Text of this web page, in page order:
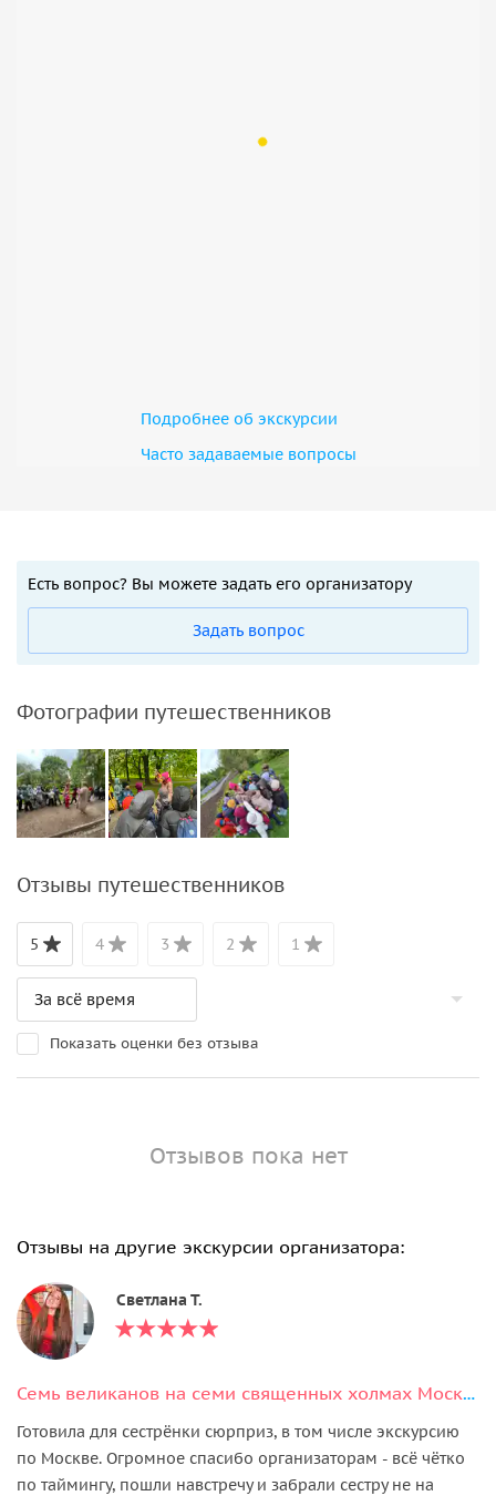
Подробнее об экскурсии
Часто задаваемые вопросы
Есть вопрос? Вы можете задать его организатору
Задать вопрос
Фотографии путешественников
Отзывы путешественников
5 4 3 2 1
Показать оценки без отзыва
Отзывов пока нет
Отзывы на другие экскурсии организатора:
Светлана Т.
Семь великанов на семи священных холмах Москвы
Готовила для сестрёнки сюрприз, в том числе экскурсию
по Москве. Огромное спасибо организаторам - всё чётко
по таймингу, пошли навстречу и забрали сестру не на